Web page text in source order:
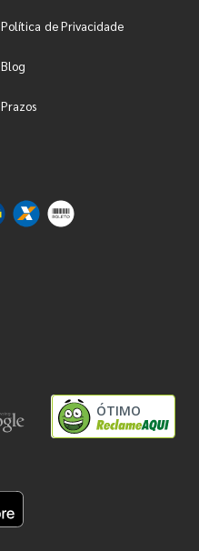
Política de Privacidade
Blog
Prazos
ÓTIMO